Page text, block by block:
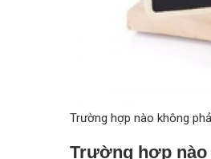
Trường hợp nào không
Trường hợp nào